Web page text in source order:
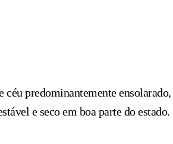
predominantemente
e seco em boa parte do estado.